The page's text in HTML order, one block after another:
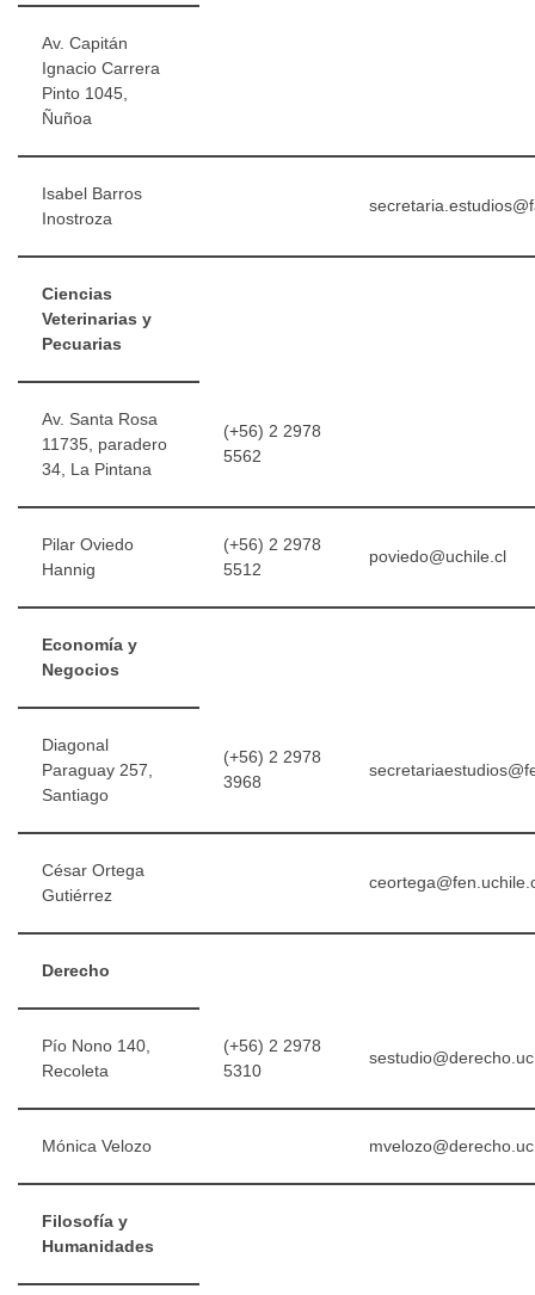
Av. Capitán
Ignacio Carrera
Pinto 1045,
Ñuñoa
Isabel Barros
Inostroza
Ciencias
Veterinarias y
Pecuarias
Av. Santa Rosa
11735, paradero
34, La Pintana
(+56) 2 2978
5562
Pilar Oviedo
Hannig
(+56) 2 2978
5512
poviedo@uchile.cl
Economía y
Negocios
Diagonal
Paraguay 257,
Santiago
(+56) 2 2978
3968
César Ortega
Gutiérrez
Derecho
Pío Nono 140,
Recoleta
(+56) 2 2978
5310
Mónica Velozo
Filosofía y
Humanidades